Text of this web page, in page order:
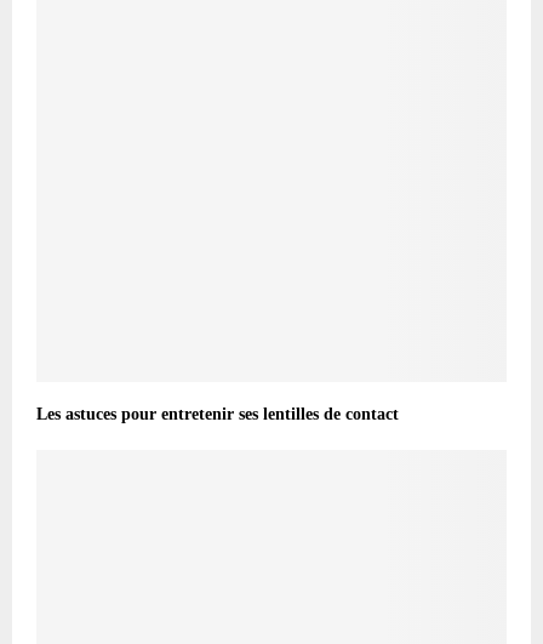
Les astuces pour entretenir ses lentilles de contact